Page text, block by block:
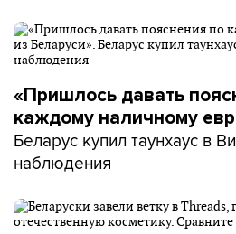
«Пришлось давать
каждому наличному
Беларус купил таунхаус в
наблюдения